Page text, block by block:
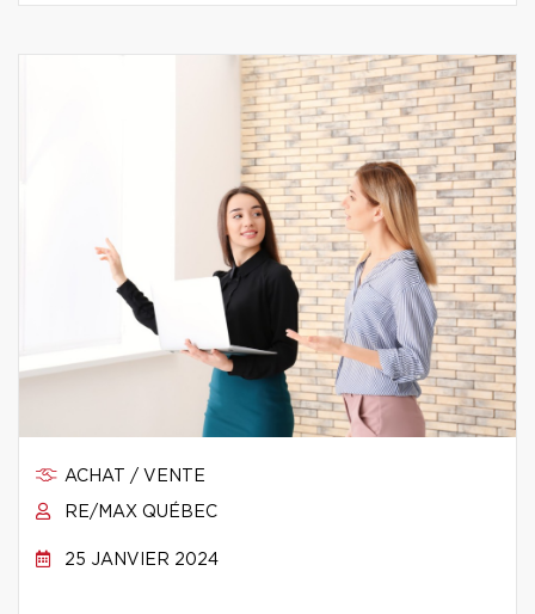
ACHAT / VENTE
RE/MAX QUÉBEC
25 JANVIER 2024